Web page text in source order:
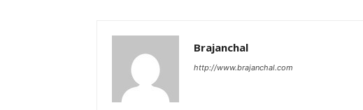
Brajanchal
http://www.brajanchal.com